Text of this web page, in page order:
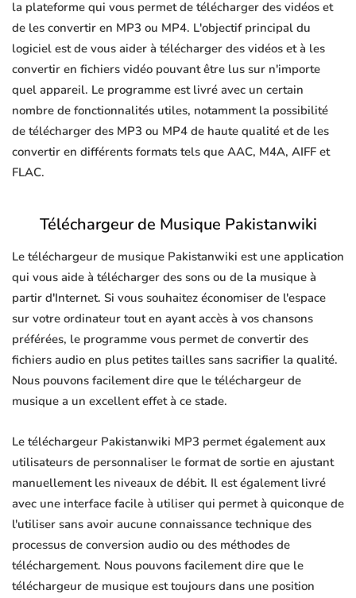
la plateforme qui vous permet de télécharger des vidéos et
de les convertir en MP3 ou MP4. L'objectif principal du
logiciel est de vous aider à télécharger des vidéos et à les
convertir en fichiers vidéo pouvant être lus sur n'importe
quel appareil. Le programme est livré avec un certain
nombre de fonctionnalités utiles, notamment la possibilité
de télécharger des MP3 ou MP4 de haute qualité et de les
convertir en différents formats tels que AAC, M4A, AIFF et
FLAC.
Téléchargeur de Musique Pakistanwiki
Le téléchargeur de musique Pakistanwiki est une application
qui vous aide à télécharger des sons ou de la musique à
partir d'Internet. Si vous souhaitez économiser de l'espace
sur votre ordinateur tout en ayant accès à vos chansons
préférées, le programme vous permet de convertir des
fichiers audio en plus petites tailles sans sacrifier la qualité.
Nous pouvons facilement dire que le téléchargeur de
musique a un excellent effet à ce stade.
Le téléchargeur Pakistanwiki MP3 permet également aux
utilisateurs de personnaliser le format de sortie en ajustant
manuellement les niveaux de débit. Il est également livré
avec une interface facile à utiliser qui permet à quiconque de
l'utiliser sans avoir aucune connaissance technique des
processus de conversion audio ou des méthodes de
téléchargement. Nous pouvons facilement dire que le
téléchargeur de musique est toujours dans une position